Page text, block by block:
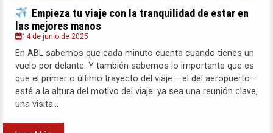
Empieza tu viaje con la tranquilidad de estar en
las mejores manos
14 de junio de 2025
En ABL sabemos que cada minuto cuenta cuando tienes un
vuelo por delante. Y también sabemos lo importante que es
que el primer o último trayecto del viaje —el del aeropuerto—
esté a la altura del motivo del viaje: ya sea una reunión clave,
una visita...